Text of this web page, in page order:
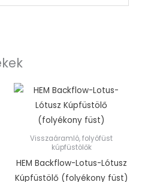
Visszaáramló, folyófüst
kúpfüstölők
HEM Backflow-Lotus-Lótusz
Kúpfüstölő (folyékony füst)